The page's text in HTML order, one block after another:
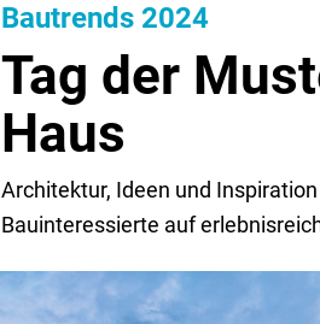
Bautrends 2024
Tag der
Haus
Architektur, Ideen und
Bauinteressierte auf